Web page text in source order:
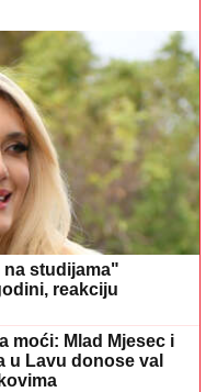
na studijama"
reakciju
moći: Mlad Mjesec i
u Lavu donose val